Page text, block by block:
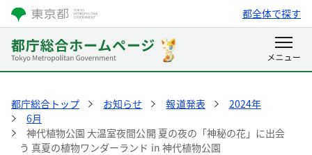
都全体で探す
都庁総合トップ お知らせ 報道発表
2024年
6月
神代植物公園 大温室夜間公開 夏の夜の「神秘の花」に出会
う 真夏の植物ワンダーランド in 神代植物公園